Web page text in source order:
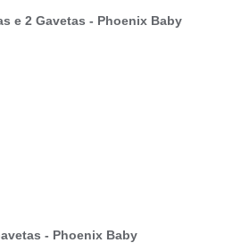
e 2 Gavetas - Phoenix Baby
- Phoenix Baby